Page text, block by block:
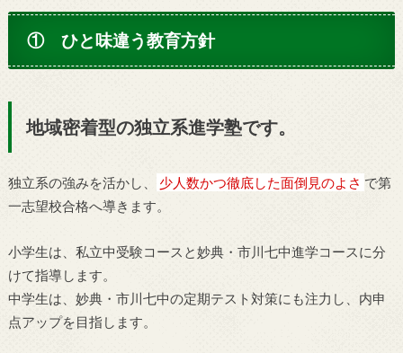
① ひと味違う教育方針
地域密着型の独立系進学塾です。
独立系の強みを活かし、 少人数かつ徹底した面倒見のよさ で第
一志望校合格へ導きます。
小学生は、私立中受験コースと妙典・市川七中進学コースに分
けて指導します。
中学生は、妙典・市川七中の定期テスト対策にも注力し、内申
点アップを目指します。